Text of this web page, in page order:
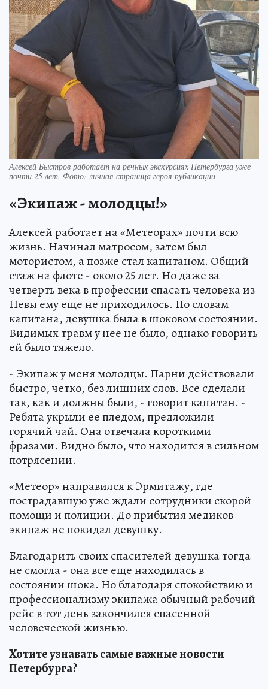
Алексей Быстров работает на речных экскурсиях Петербурга уже
почти 25 лет. Фото: личная страница героя публикации
«Экипаж - молодцы!»
Алексей работает на «Метеорах» почти всю
жизнь. Начинал матросом, затем был
мотористом, а позже стал капитаном. Общий
стаж на флоте - около 25 лет. Но даже за
четверть века в профессии спасать человека из
Невы ему еще не приходилось. По словам
капитана, девушка была в шоковом состоянии.
Видимых травм у нее не было, однако говорить
ей было тяжело.
- Экипаж у меня молодцы. Парни действовали
быстро, четко, без лишних слов. Все сделали
так, как и должны были, - говорит капитан. -
Ребята укрыли ее пледом, предложили
горячий чай. Она отвечала короткими
фразами. Видно было, что находится в сильном
потрясении.
«Метеор» направился к Эрмитажу, где
пострадавшую уже ждали сотрудники скорой
помощи и полиции. До прибытия медиков
экипаж не покидал девушку.
Благодарить своих спасителей девушка тогда
не смогла - она все еще находилась в
состоянии шока. Но благодаря спокойствию и
профессионализму экипажа обычный рабочий
рейс в тот день закончился спасенной
человеческой жизнью.
Хотите узнавать самые важные новости
Петербурга?